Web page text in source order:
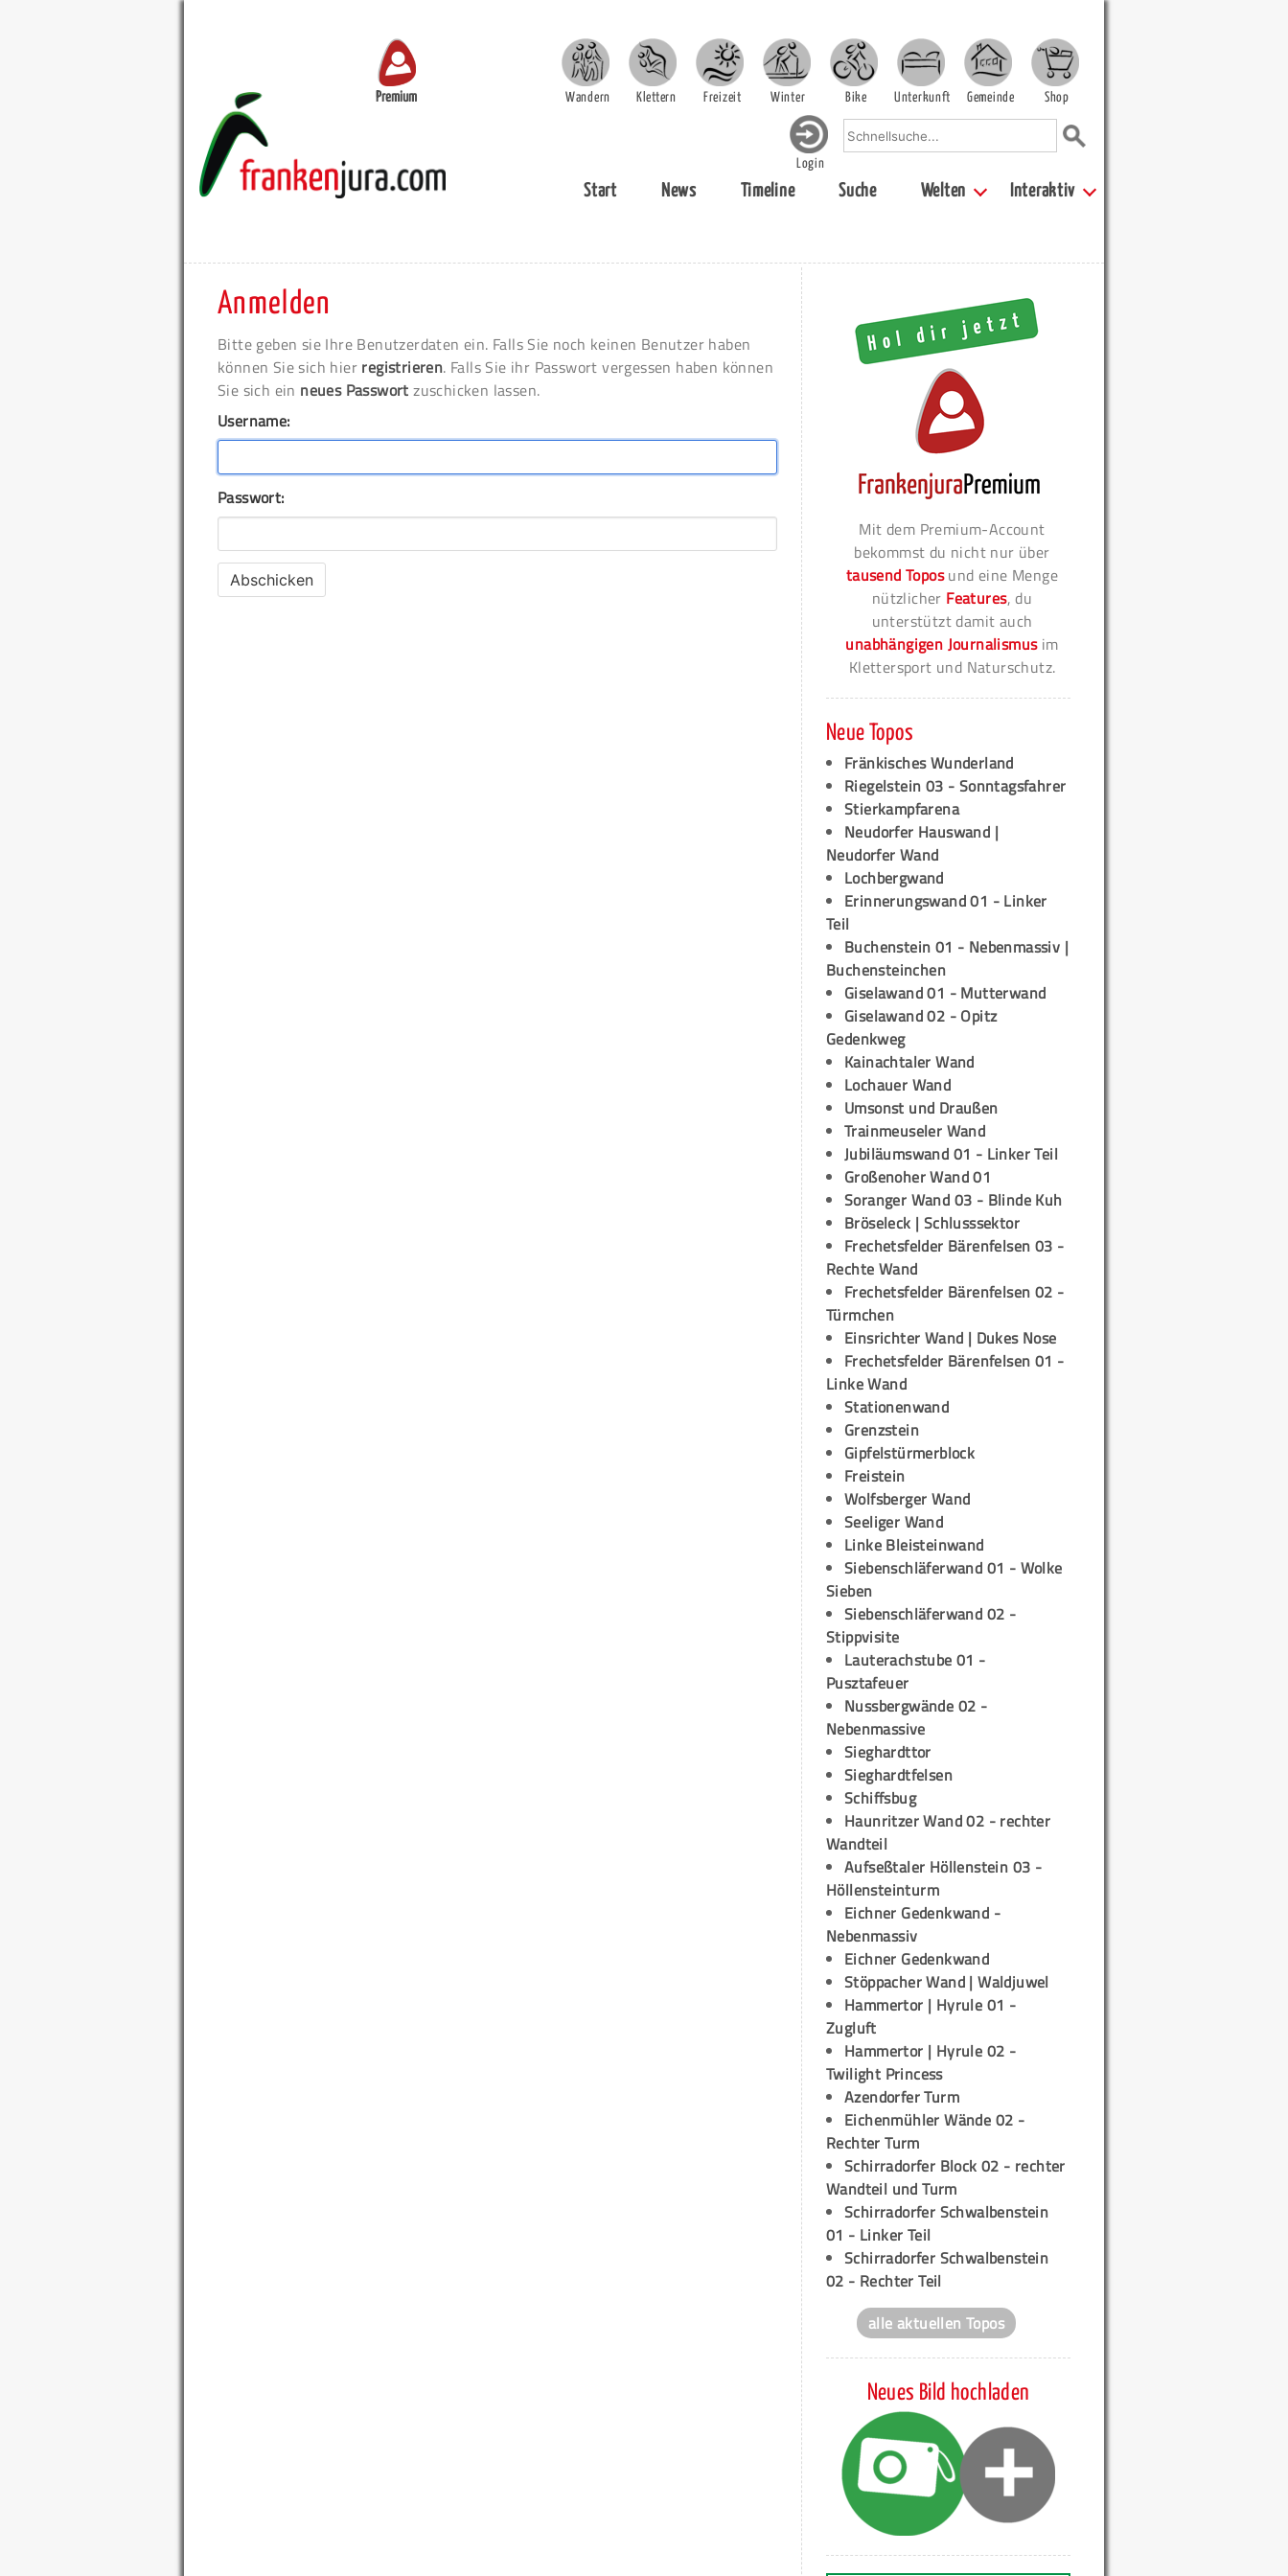
Premium Wandern Klettern Freizeit Winter Bike Unterkunft Gemeinde Shop
Login
Start News Timeline Suche Welten Interaktiv
Anmelden
Bitte geben sie Ihre Benutzerdaten ein. Falls Sie noch keinen Benutzer haben
können Sie sich hier registrieren. Falls Sie ihr Passwort vergessen haben können
Sie sich ein neues Passwort zuschicken lassen.
Username:
Passwort:
Mit dem Premium-Account
bekommst du nicht nur über
tausend Toposund eine Menge
nützlicher Features, du
unterstützt damit auch
unabhängigen Journalismusim
Klettersport und Naturschutz.
Neue Topos
Fränkisches Wunderland
Riegelstein 03 - Sonntagsfahrer
Stierkampfarena
Neudorfer Hauswand |
Neudorfer Wand
Lochbergwand
Erinnerungswand 01 - Linker
Teil
Buchenstein 01 - Nebenmassiv |
Buchensteinchen
Giselawand 01 - Mutterwand
Giselawand 02 - Opitz
Gedenkweg
Kainachtaler Wand
Lochauer Wand
Umsonst und Draußen
Trainmeuseler Wand
Jubiläumswand 01 - Linker Teil
Großenoher Wand 01
Soranger Wand 03 - Blinde Kuh
Bröseleck | Schlusssektor
Frechetsfelder Bärenfelsen 03 -
Rechte Wand
Frechetsfelder Bärenfelsen 02 -
Türmchen
Einsrichter Wand | Dukes Nose
Frechetsfelder Bärenfelsen 01 -
Linke Wand
Stationenwand
Grenzstein
Gipfelstürmerblock
Freistein
Wolfsberger Wand
Seeliger Wand
Linke Bleisteinwand
Siebenschläferwand 01 - Wolke
Sieben
Siebenschläferwand 02 -
Stippvisite
Lauterachstube 01 -
Pusztafeuer
Nussbergwände 02 -
Nebenmassive
Sieghardttor
Sieghardtfelsen
Schiffsbug
Haunritzer Wand 02 - rechter
Wandteil
Aufseßtaler Höllenstein 03 -
Höllensteinturm
Eichner Gedenkwand -
Nebenmassiv
Eichner Gedenkwand
Stöppacher Wand | Waldjuwel
Hammertor | Hyrule 01 -
Zugluft
Hammertor | Hyrule 02 -
Twilight Princess
Azendorfer Turm
Eichenmühler Wände 02 -
Rechter Turm
Schirradorfer Block 02 - rechter
Wandteil und Turm
Schirradorfer Schwalbenstein
01 - Linker Teil
Schirradorfer Schwalbenstein
02 - Rechter Teil
alle aktuellen Topos
Neues Bild hochladen